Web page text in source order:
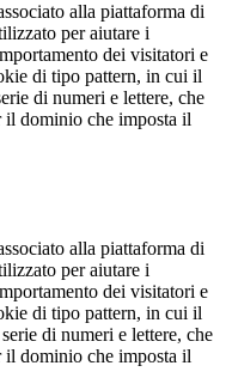
alla piattaforma di
per aiutare i
dei visitatori e
di tipo pattern, in cui il
di numeri e lettere, che
il dominio che imposta il
alla piattaforma di
per aiutare i
dei visitatori e
di tipo pattern, in cui il
di numeri e lettere, che
il dominio che imposta il